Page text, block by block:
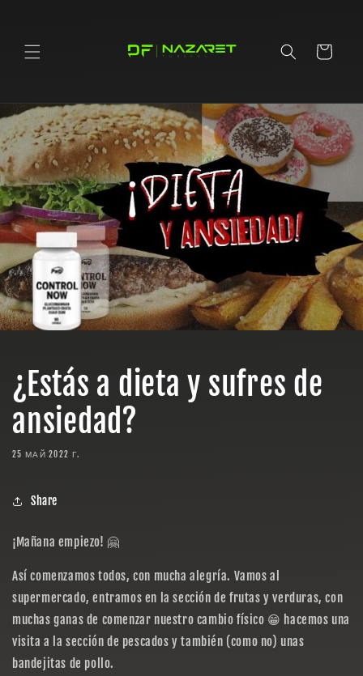
Корзина
¿Estás a dieta y sufres de
ansiedad?
25 МАЙ 2022 Г.
Share
¡Mañana empiezo! 🤗
Así comenzamos todos, con mucha alegría. Vamos al
supermercado, entramos en la sección de frutas y verduras, con
muchas ganas de comenzar nuestro cambio físico 😁 hacemos una
visita a la sección de pescados y también (como no) unas
bandejitas de pollo.